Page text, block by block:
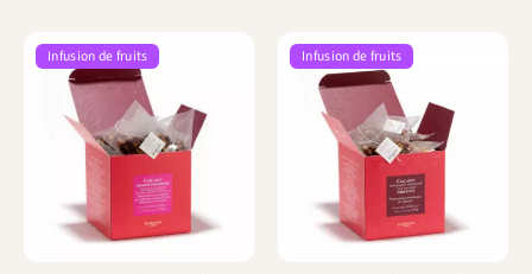
Infusion de fruits Infusion de fruits